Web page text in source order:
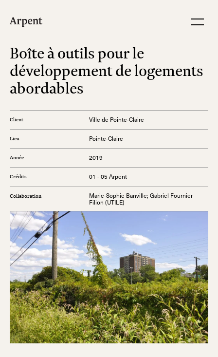
Boîte à outils pour le
développement de logements
abordables
Client Ville de Pointe-Claire
Lieu Pointe-Claire
Année 2019
Crédits 01 - 05 Arpent
Collaboration Marie-Sophie Banville; Gabriel Fournier
Filion (UTILE)